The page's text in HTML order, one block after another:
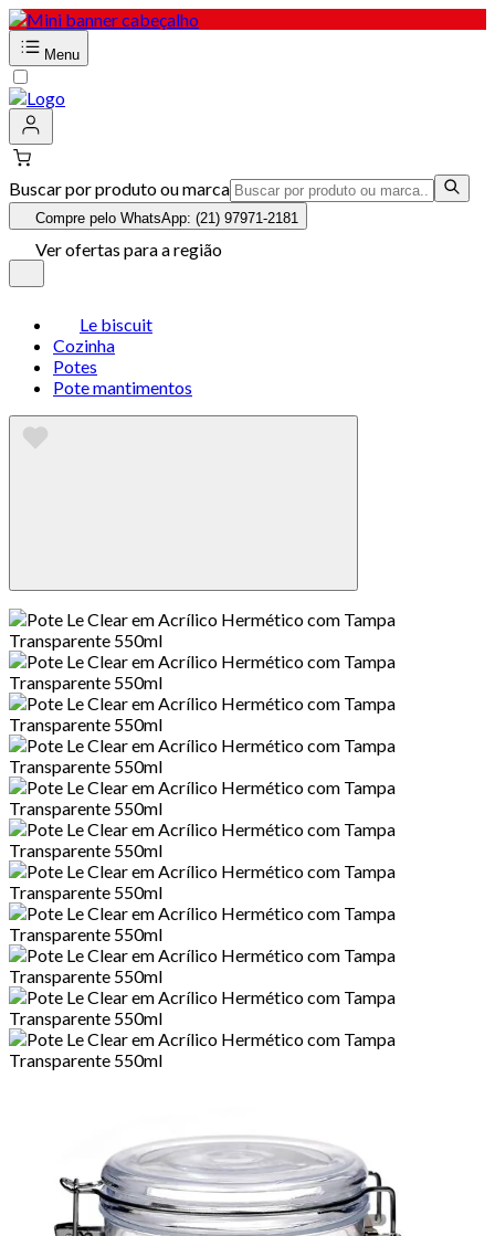
Menu
Buscar por produto ou marca
Compre pelo WhatsApp: (21) 97971-2181
Ver ofertas para a região
Le biscuit
Cozinha
Potes
Pote mantimentos